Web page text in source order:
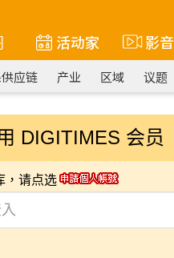
活动家 影音
应链 产业 区域 议题
DIGITIMES 会员
，请点选